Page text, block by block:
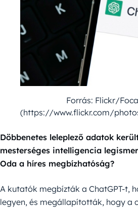
Forrás: Flickr/
(https://www.flickr.com/
Döbbenetes leleplező adatok
mesterséges intelligencia
Oda a híres megbízhatóság?
A kutatók megbízták a ChatGPT-t,
legyen, és megállapították, hogy a